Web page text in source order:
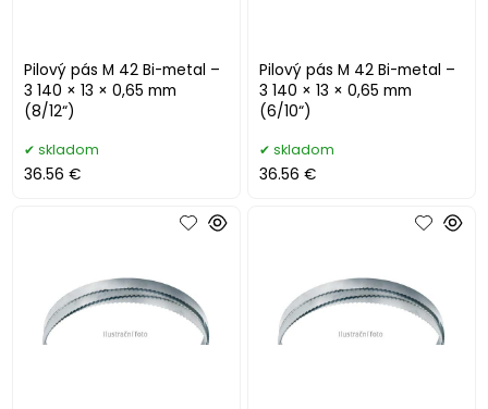
Pilový pás M 42 Bi-metal –
3 140 × 13 × 0,65 mm
(8/12“)
skladom
36.56 €
Pilový pás M 42 Bi-metal –
3 140 × 13 × 0,65 mm
(6/10“)
skladom
36.56 €